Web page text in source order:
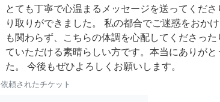
とても丁寧で心温まるメッセージを送ってくだ
り取りができました。 私の都合でご迷惑をおか
も関わらず、こちらの体調を心配してくださった
ていただける素晴らしい方です。本当にありがと
た。 今後もぜひよろしくお願いします。
依頼されたチケット